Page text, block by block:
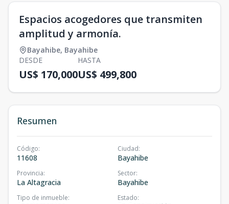
Espacios acogedores que transmiten
amplitud y armonía.
Bayahibe, Bayahibe
DESDE
US$ 170,000
HASTA
US$ 499,800
Resumen
Código:
11608
Ciudad:
Bayahibe
Provincia:
La Altagracia
Sector:
Bayahibe
Tipo de inmueble: Estado: